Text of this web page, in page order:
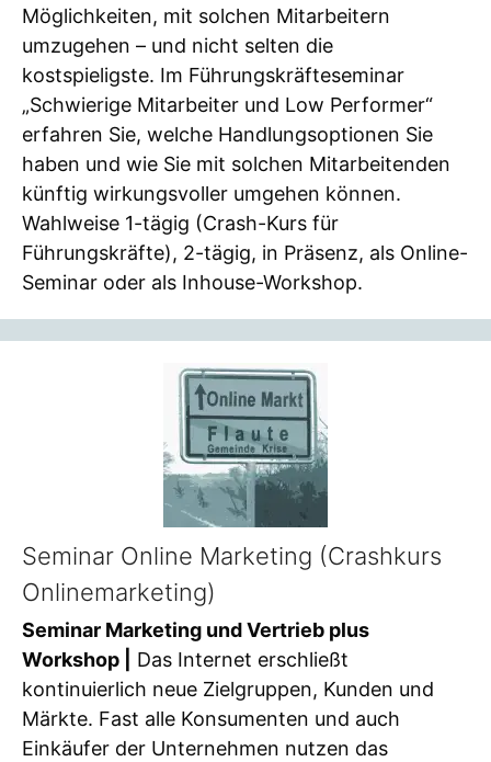
Möglichkeiten, mit solchen Mitarbeitern
umzugehen – und nicht selten die
kostspieligste. Im Führungskräfteseminar
„Schwierige Mitarbeiter und Low Performer“
erfahren Sie, welche Handlungsoptionen Sie
haben und wie Sie mit solchen Mitarbeitenden
künftig wirkungsvoller umgehen können.
Wahlweise 1-tägig (Crash-Kurs für
Führungskräfte), 2-tägig, in Präsenz, als Online-
Seminar oder als Inhouse-Workshop.
Seminar Online Marketing (Crashkurs
Onlinemarketing)
Seminar Marketing und Vertrieb plus
Workshop |
Das Internet erschließt
kontinuierlich neue Zielgruppen, Kunden und
Märkte. Fast alle Konsumenten und auch
Einkäufer der Unternehmen nutzen das